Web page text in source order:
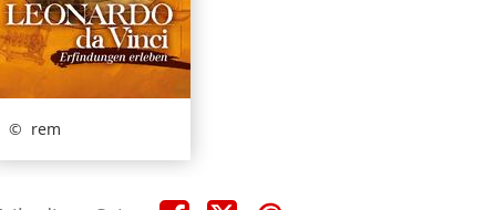
rem